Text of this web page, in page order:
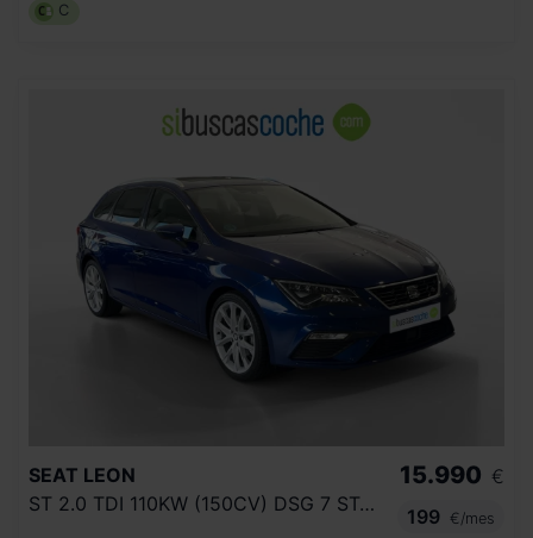
C
SEAT LEON
ST 2.0 TDI 110KW (150CV) DSG 7 ST&SP FR
15.990 €
199
€/mes